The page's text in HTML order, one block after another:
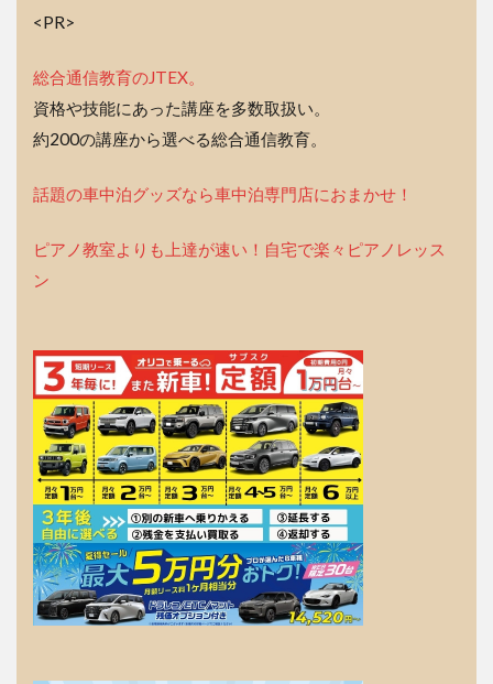
<PR>
総合通信教育のJTEX。
資格や技能にあった講座を多数取扱い。
約200の講座から選べる総合通信教育。
話題の車中泊グッズなら車中泊専門店におまかせ！
ピアノ教室よりも上達が速い！自宅で楽々ピアノレッス
ン